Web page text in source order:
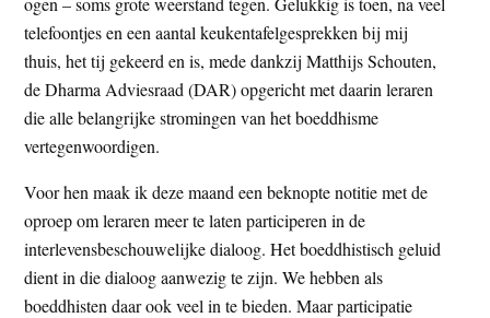
telefoontjes en een aantal keukentafelgesprekken bij mij
thuis, het tij gekeerd en is, mede dankzij Matthijs Schouten,
de Dharma Adviesraad (DAR) opgericht met daarin leraren
die alle belangrijke stromingen van het boeddhisme
vertegenwoordigen.
Voor hen maak ik deze maand een beknopte notitie met de
oproep om leraren meer te laten participeren in de
interlevensbeschouwelijke dialoog. Het boeddhistisch geluid
dient in die dialoog aanwezig te zijn. We hebben als
boeddhisten daar ook veel in te bieden. Maar participatie